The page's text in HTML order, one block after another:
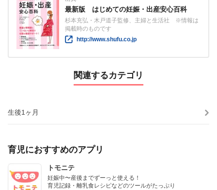
最新版 はじめての妊娠・出産安心百科
杉本充弘・木戸道子監修、主婦と生活社 ※情報は
掲載時のものです
http://www.shufu.co.jp
関連するカテゴリ
生後1ヶ月
育児におすすめのアプリ
トモニテ
妊娠中〜産後までずーっと使える！
育児記録・離乳食レシピなどのツールがたっぷり